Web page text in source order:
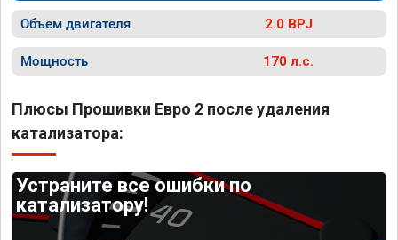
Объем двигателя 2.0 BPJ
Мощность 170 л.с.
Плюсы Прошивки Евро 2 после удаления
катализатора:
Устраните все ошибки по
катализатору!